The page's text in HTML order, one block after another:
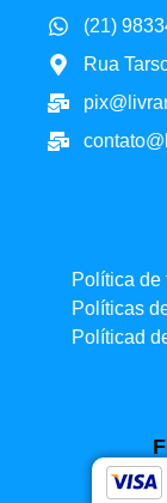
(21)
Rua
Política de
Políticas
Políticad